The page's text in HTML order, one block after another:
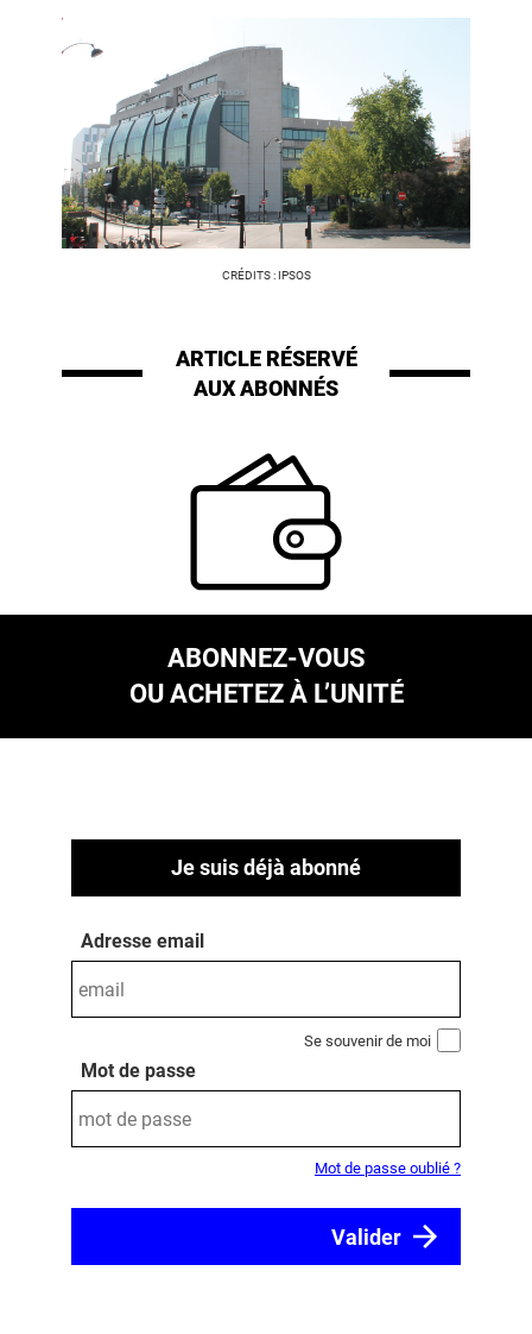
CRÉDITS : IPSOS
ARTICLE RÉSERVÉ
AUX ABONNÉS
ABONNEZ-VOUS
OU ACHETEZ À L’UNITÉ
Je suis déjà abonné
Adresse email
Se souvenir de moi
Mot de passe
Mot de passe oublié ?